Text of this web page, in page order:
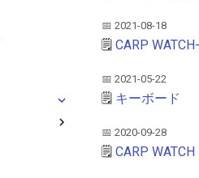
📅 2021-08-18
🗒️ CARP
📅 2021-05-22
🗒️ キーボード
📅 2020-09-28
🗒️ CARP WATCH